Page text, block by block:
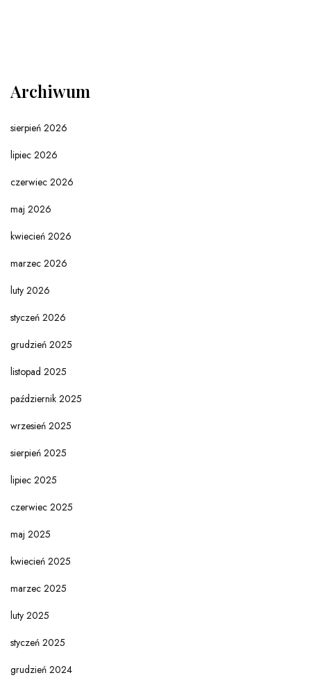
Archiwum
sierpień 2026
lipiec 2026
czerwiec 2026
maj 2026
kwiecień 2026
marzec 2026
luty 2026
styczeń 2026
grudzień 2025
listopad 2025
październik 2025
wrzesień 2025
sierpień 2025
lipiec 2025
czerwiec 2025
maj 2025
kwiecień 2025
marzec 2025
luty 2025
styczeń 2025
grudzień 2024